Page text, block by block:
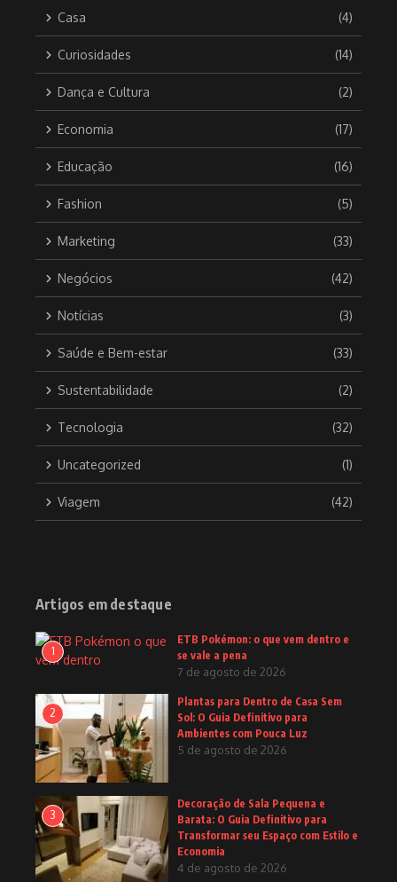
Casa (4)
Curiosidades (14)
Dança e Cultura (2)
Economia (17)
Educação (16)
Fashion (5)
Marketing (33)
Negócios (42)
Notícias (3)
Saúde e Bem-estar (33)
Sustentabilidade (2)
Tecnologia (32)
Uncategorized (1)
Viagem (42)
Artigos em destaque
1
ETB Pokémon: o que vem dentro e
se vale a pena
7 de agosto de 2026
2
Plantas para Dentro de Casa Sem
Sol: O Guia Definitivo para
Ambientes com Pouca Luz
5 de agosto de 2026
3
Decoração de Sala Pequena e
Barata: O Guia Definitivo para
Transformar seu Espaço com Estilo e
Economia
4 de agosto de 2026